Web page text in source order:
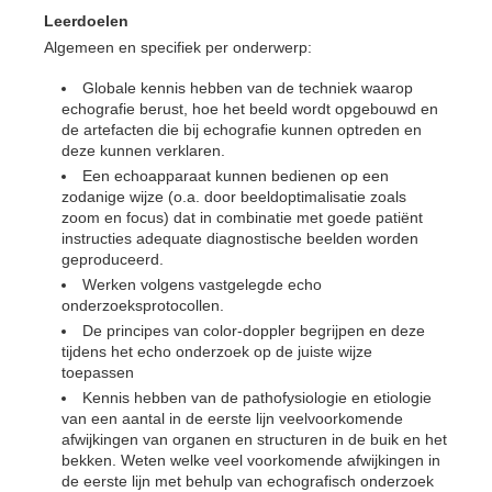
Leerdoelen
Algemeen en specifiek per onderwerp:
Globale kennis hebben van de techniek waarop
echografie berust, hoe het beeld wordt opgebouwd en
de artefacten die bij echografie kunnen optreden en
deze kunnen verklaren.
Een echoapparaat kunnen bedienen op een
zodanige wijze (o.a. door beeldoptimalisatie zoals
zoom en focus) dat in combinatie met goede patiënt
instructies adequate diagnostische beelden worden
geproduceerd.
Werken volgens vastgelegde echo
onderzoeksprotocollen.
De principes van color-doppler begrijpen en deze
tijdens het echo onderzoek op de juiste wijze
toepassen
Kennis hebben van de pathofysiologie en etiologie
van een aantal in de eerste lijn veelvoorkomende
afwijkingen van organen en structuren in de buik en het
bekken. Weten welke veel voorkomende afwijkingen in
de eerste lijn met behulp van echografisch onderzoek